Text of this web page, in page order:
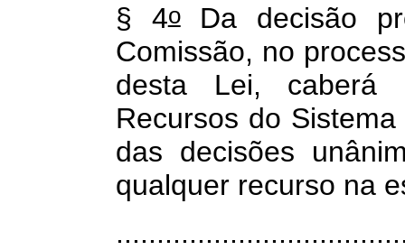
§ 4oDa decisão
Comissão, no
desta Lei, caberá
Recursos do
das decisões
qualquer recurso na